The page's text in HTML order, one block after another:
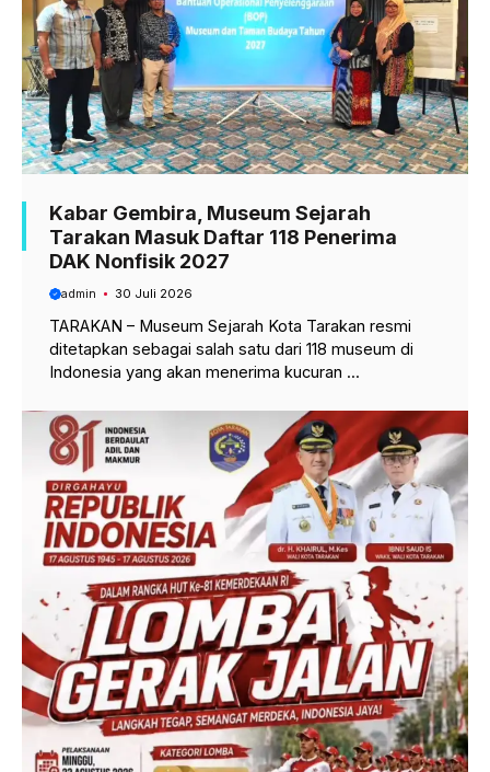
Kabar Gembira, Museum Sejarah
Tarakan Masuk Daftar 118 Penerima
DAK Nonfisik 2027
admin 30 Juli 2026
TARAKAN – Museum Sejarah Kota Tarakan resmi
ditetapkan sebagai salah satu dari 118 museum di
Indonesia yang akan menerima kucuran ...